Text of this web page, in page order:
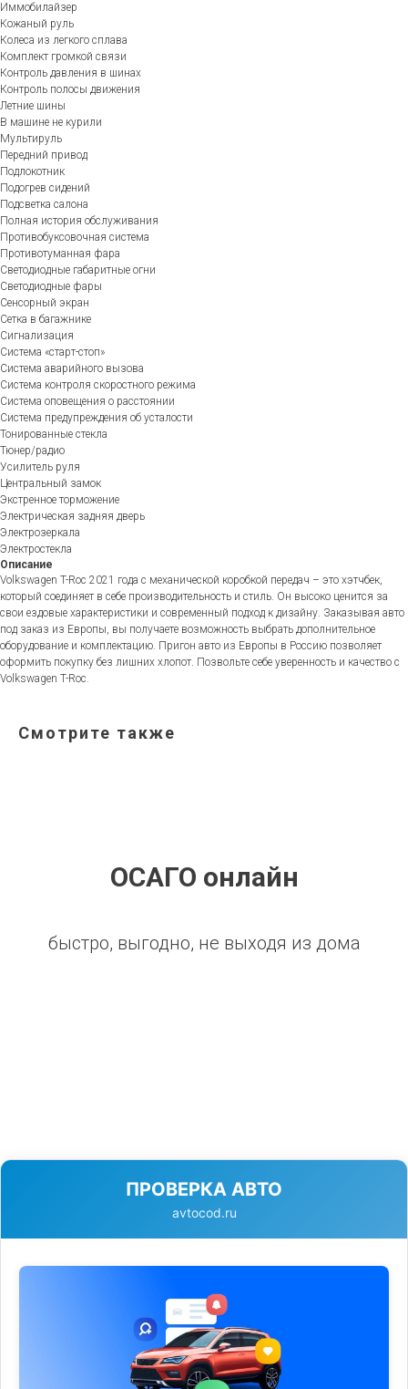
Иммобилайзер
Кожаный руль
Колеса из легкого сплава
Комплект громкой связи
Контроль давления в шинах
Контроль полосы движения
Летние шины
В машине не курили
Мультируль
Передний привод
Подлокотник
Подогрев сидений
Подсветка салона
Полная история обслуживания
Противобуксовочная система
Противотуманная фара
Светодиодные габаритные огни
Светодиодные фары
Сенсорный экран
Сетка в багажнике
Сигнализация
Система «старт-стоп»
Система аварийного вызова
Система контроля скоростного режима
Система оповещения о расстоянии
Система предупреждения об усталости
Тонированные стекла
Тюнер/радио
Усилитель руля
Центральный замок
Экстренное торможение
Электрическая задняя дверь
Электрозеркала
Электростекла
Описание
Volkswagen T-Roc 2021 года с механической коробкой передач – это хэтчбек,
который соединяет в себе производительность и стиль. Он высоко ценится за
свои ездовые характеристики и современный подход к дизайну. Заказывая авто
под заказ из Европы, вы получаете возможность выбрать дополнительное
оборудование и комплектацию. Пригон авто из Европы в Россию позволяет
оформить покупку без лишних хлопот. Позвольте себе уверенность и качество с
Volkswagen T-Roc.
Смотрите также
ОСАГО онлайн
быстро, выгодно, не выходя из дома
ПРОВЕРКА АВТО
avtocod.ru